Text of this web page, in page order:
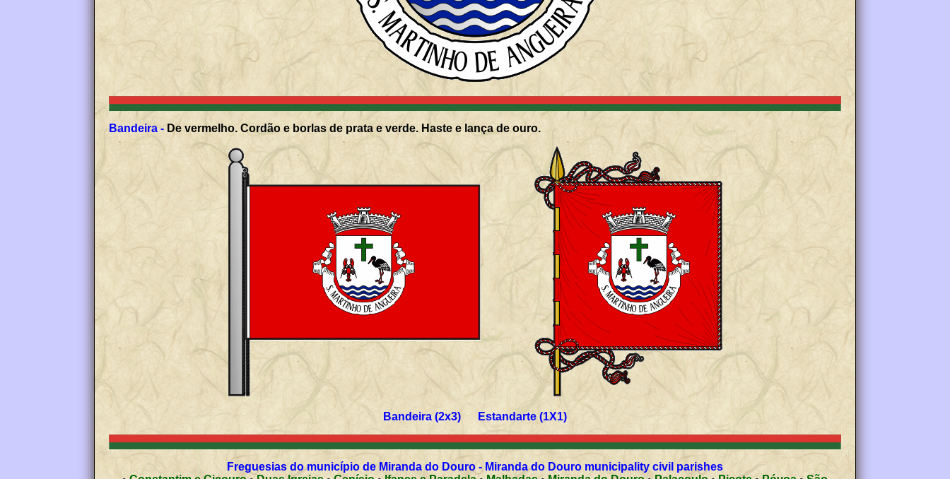
Bandeira - De vermelho. Cordão e borlas de prata e verde. Haste e lança de ouro.
Bandeira (2x3) Estandarte (1X1)
Freguesias do município de Miranda do Douro - Miranda do Douro municipality civil parishes